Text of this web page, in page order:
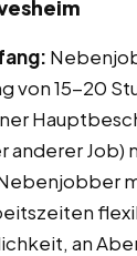
von 15-20
anderer Job)
an